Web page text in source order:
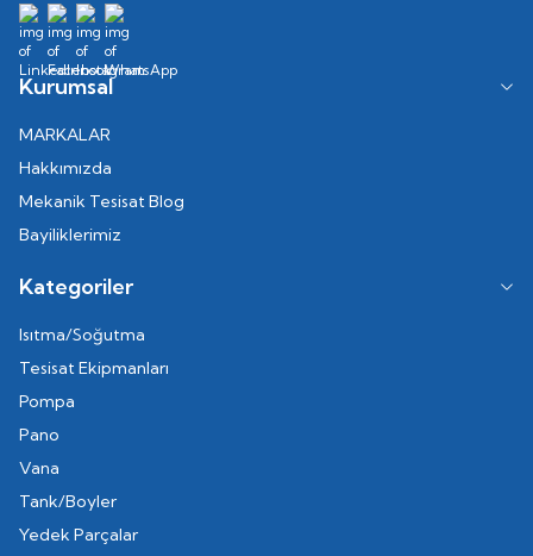
Kurumsal
MARKALAR
Hakkımızda
Mekanik Tesisat Blog
Bayiliklerimiz
Kategoriler
Isıtma/Soğutma
Tesisat Ekipmanları
Pompa
Pano
Vana
Tank/Boyler
Yedek Parçalar